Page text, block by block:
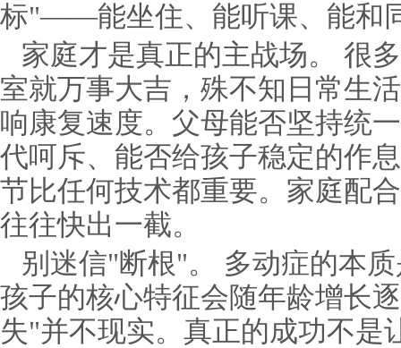
标"——能坐住、能听课、能和
家庭才是真正的主战场。 很
室就万事大吉，殊不知日常生
响康复速度。父母能否坚持统
代呵斥、能否给孩子稳定的作
节比任何技术都重要。家庭配
往往快出一截。
别迷信"断根"。 多动症的本
孩子的核心特征会随年龄增长
失"并不现实。真正的成功不是